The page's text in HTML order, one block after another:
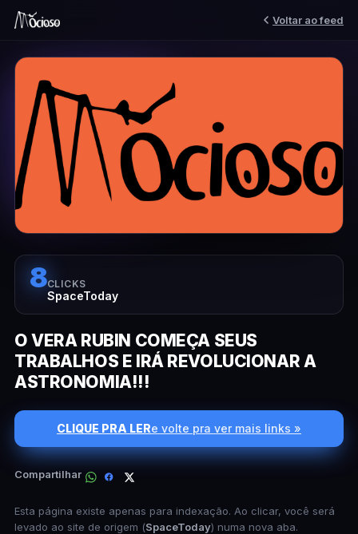
Voltar ao feed
8CLICKS
SpaceToday
O VERA RUBIN COMEÇA SEUS
TRABALHOS E IRÁ REVOLUCIONAR A
ASTRONOMIA!!!
CLIQUE PRA LERe volte pra ver mais links »
Compartilhar
Esta página existe apenas para indexação. Ao clicar, você será
levado ao site de origem (SpaceToday) numa nova aba.